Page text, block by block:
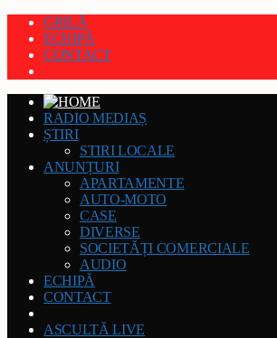
GRILĂ
ECHIPĂ
CONTACT
RADIO MEDIAȘ
ȘTIRI
STIRI LOCALE
ANUNȚURI
APARTAMENTE
AUTO-MOTO
CASE
DIVERSE
SOCIETĂȚI COMERCIALE
AUDIO
ECHIPĂ
CONTACT
ASCULTĂ LIVE